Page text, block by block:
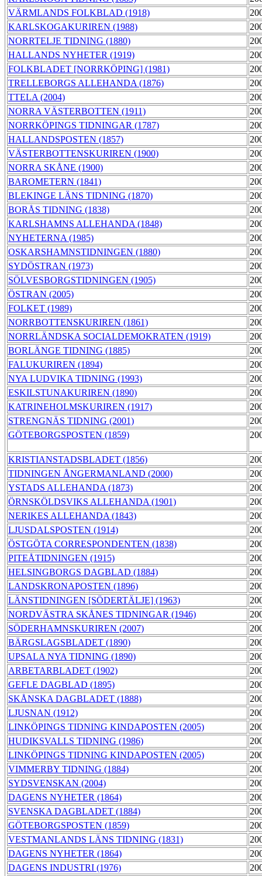
VÄRMLANDS FOLKBLAD (1918)
KARLSKOGAKURIREN (1988)
NORRTELJE TIDNING (1880)
HALLANDS NYHETER (1919)
FOLKBLADET [NORRKÖPING] (1981)
TRELLEBORGS ALLEHANDA (1876)
TTELA (2004)
NORRA VÄSTERBOTTEN (1911)
NORRKÖPINGS TIDNINGAR (1787)
HALLANDSPOSTEN (1857)
VÄSTERBOTTENSKURIREN (1900)
NORRA SKÅNE (1900)
BAROMETERN (1841)
BLEKINGE LÄNS TIDNING (1870)
BORÅS TIDNING (1838)
KARLSHAMNS ALLEHANDA (1848)
NYHETERNA (1985)
OSKARSHAMNSTIDNINGEN (1880)
SYDÖSTRAN (1973)
SÖLVESBORGSTIDNINGEN (1905)
ÖSTRAN (2005)
FOLKET (1989)
NORRBOTTENSKURIREN (1861)
NORRLÄNDSKA SOCIALDEMOKRATEN (1919)
BORLÄNGE TIDNING (1885)
FALUKURIREN (1894)
NYA LUDVIKA TIDNING (1993)
ESKILSTUNAKURIREN (1890)
KATRINEHOLMSKURIREN (1917)
STRENGNÄS TIDNING (2001)
GÖTEBORGSPOSTEN (1859)
KRISTIANSTADSBLADET (1856)
TIDNINGEN ÅNGERMANLAND (2000)
YSTADS ALLEHANDA (1873)
ÖRNSKÖLDSVIKS ALLEHANDA (1901)
NERIKES ALLEHANDA (1843)
LJUSDALSPOSTEN (1914)
ÖSTGÖTA CORRESPONDENTEN (1838)
PITEÅTIDNINGEN (1915)
HELSINGBORGS DAGBLAD (1884)
LANDSKRONAPOSTEN (1896)
LÄNSTIDNINGEN [SÖDERTÄLJE] (1963)
NORDVÄSTRA SKÅNES TIDNINGAR (1946)
SÖDERHAMNSKURIREN (2007)
BÄRGSLAGSBLADET (1890)
UPSALA NYA TIDNING (1890)
ARBETARBLADET (1902)
GEFLE DAGBLAD (1895)
SKÅNSKA DAGBLADET (1888)
LJUSNAN (1912)
LINKÖPINGS TIDNING KINDAPOSTEN (2005)
HUDIKSVALLS TIDNING (1986)
LINKÖPINGS TIDNING KINDAPOSTEN (2005)
VIMMERBY TIDNING (1884)
SYDSVENSKAN (2004)
DAGENS NYHETER (1864)
SVENSKA DAGBLADET (1884)
GÖTEBORGSPOSTEN (1859)
VESTMANLANDS LÄNS TIDNING (1831)
DAGENS NYHETER (1864)
DAGENS INDUSTRI (1976)